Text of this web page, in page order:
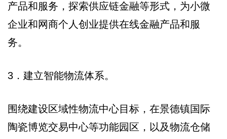
产品和服务，探索供应链金融等形式，为小微
企业和网商个人创业提供在线金融产品和服
务。
3．建立智能物流体系。
围绕建设区域性物流中心目标，在景德镇国际
陶瓷博览交易中心等功能园区，以及物流仓储